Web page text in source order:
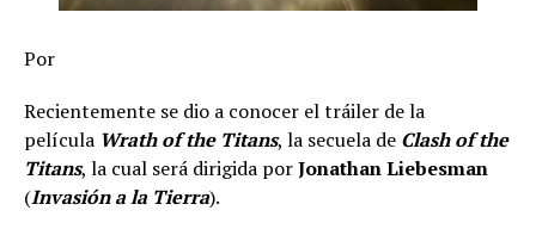
Por
Recientemente se dio a conocer el tráiler de la
película Wrath of the Titans, la secuela de Clash of the
Titans, la cual será dirigida porJonathan Liebesman
(Invasión a la Tierra).